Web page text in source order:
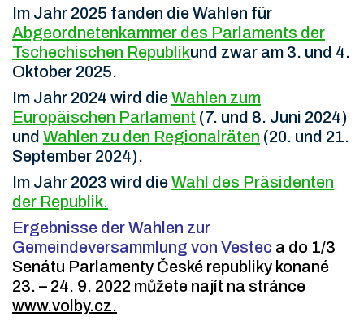
Im Jahr 2025 fanden die Wahlen für
Abgeordnetenkammer des Parlaments der
Tschechischen Republikund zwar am 3. und 4.
Oktober 2025.
Im Jahr 2024 wird dieWahlen zum
Europäischen Parlament (7. und 8. Juni 2024)
und Wahlen zu den Regionalräten (20. und 21.
September 2024).
Im Jahr 2023 wird dieWahl des Präsidenten
der Republik.
Ergebnisse der Wahlen zur
Gemeindeversammlung von Vestec a do 1/3
Senátu Parlamenty České republiky konané
23. – 24. 9. 2022 můžete najít na stránce
www.volby.cz.